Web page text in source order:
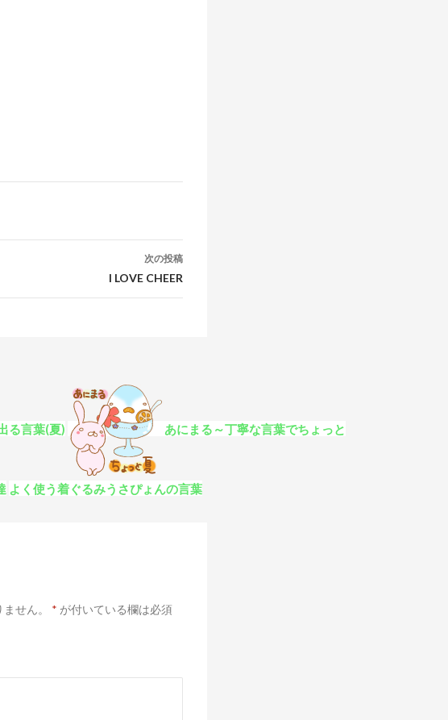
次の投稿
I LOVE CHEER
る言葉(夏) あにまる～丁寧な言葉でちょっと
よく使う着ぐるみうさぴょんの言葉
せん。 * が付いている欄は必須